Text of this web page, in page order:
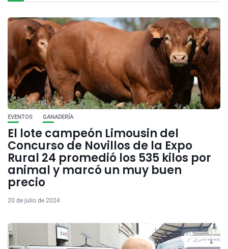
EVENTOS GANADERÍA
El lote campeón Limousin del
Concurso de Novillos de la Expo
Rural 24 promedió los 535 kilos por
animal y marcó un muy buen
precio
20 de julio de 2024